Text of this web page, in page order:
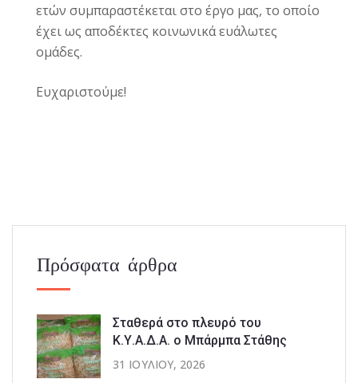
ετών συμπαραστέκεται στο έργο μας, το οποίο
έχει ως αποδέκτες κοινωνικά ευάλωτες
ομάδες.
Ευχαριστούμε!
Πρόσφατα άρθρα
Σταθερά στο πλευρό του
Κ.Υ.Α.Δ.Α. ο Μπάρμπα Στάθης
31 ΙΟΥΛΊΟΥ, 2026